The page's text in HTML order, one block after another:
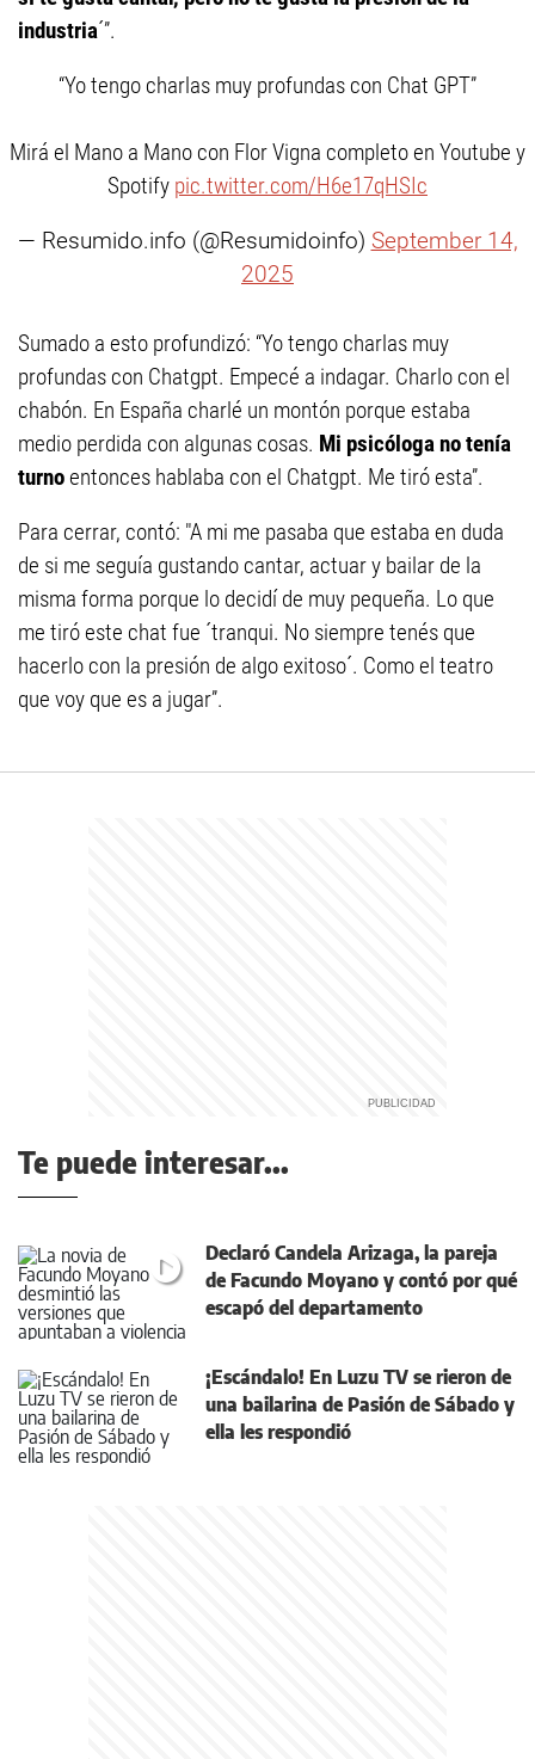
industria´”.
“Yo tengo charlas muy profundas con Chat GPT”
Mirá el Mano a Mano con Flor Vigna completo en Youtube y
Spotify pic.twitter.com/H6e17qHSIc
— Resumido.info (@Resumidoinfo) September 14,
2025
Sumado a esto profundizó: “Yo tengo charlas muy
profundas con Chatgpt. Empecé a indagar. Charlo con el
chabón. En España charlé un montón porque estaba
medio perdida con algunas cosas. Mi psicóloga no tenía
turnoentonces hablaba con el Chatgpt. Me tiró esta”.
Para cerrar, contó: "A mi me pasaba que estaba en duda
de si me seguía gustando cantar, actuar y bailar de la
misma forma porque lo decidí de muy pequeña. Lo que
me tiró este chat fue ´tranqui. No siempre tenés que
hacerlo con la presión de algo exitoso´. Como el teatro
que voy que es a jugar”.
Te puede interesar...
Declaró Candela Arizaga, la pareja
de Facundo Moyano y contó por qué
escapó del departamento
¡Escándalo! En Luzu TV se rieron de
una bailarina de Pasión de Sábado y
ella les respondió